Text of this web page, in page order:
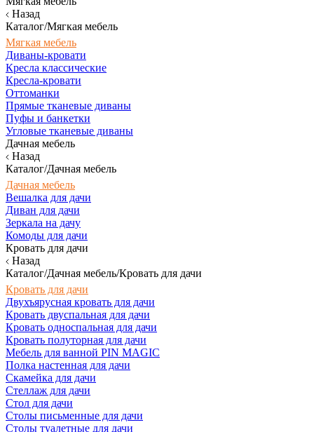
Назад
Каталог/Мягкая мебель
Мягкая мебель
Диваны-кровати
Кресла классические
Кресла-кровати
Оттоманки
Прямые тканевые диваны
Пуфы и банкетки
Угловые тканевые диваны
Дачная мебель
Назад
Каталог/Дачная мебель
Дачная мебель
Вешалка для дачи
Диван для дачи
Зеркала на дачу
Комоды для дачи
Кровать для дачи
Назад
Каталог/Дачная мебель/Кровать для дачи
Кровать для дачи
Двухъярусная кровать для дачи
Кровать двуспальная для дачи
Кровать односпальная для дачи
Кровать полуторная для дачи
Мебель для ванной PIN MAGIC
Полка настенная для дачи
Скамейка для дачи
Стеллаж для дачи
Стол для дачи
Столы письменные для дачи
Столы туалетные для дачи